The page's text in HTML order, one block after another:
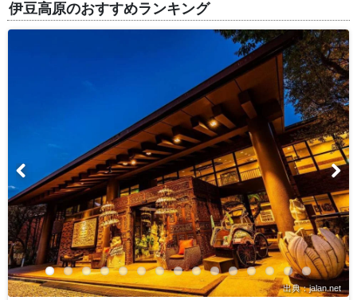
伊豆高原のおすすめランキング
出典：jalan.net